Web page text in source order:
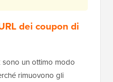
dei coupon di
sono un ottimo modo
rimuovono gli